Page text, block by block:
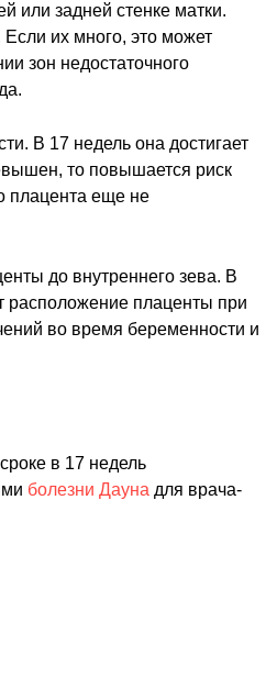
или задней стенке матки.
их много, это может
зон недостаточного
В 17 недель она достигает
то повышается риск
плацента еще не
до внутреннего зева. В
расположение плаценты при
во время беременности и
в 17 недель
болезни Дауна для врача-